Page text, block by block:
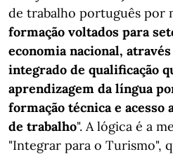
de trabalho português por
formação voltados para
economia nacional,
integrado de qualificação
aprendizagem da língua
formação técnica e acesso
de trabalho". A lógica é a
"Integrar para o Turismo",